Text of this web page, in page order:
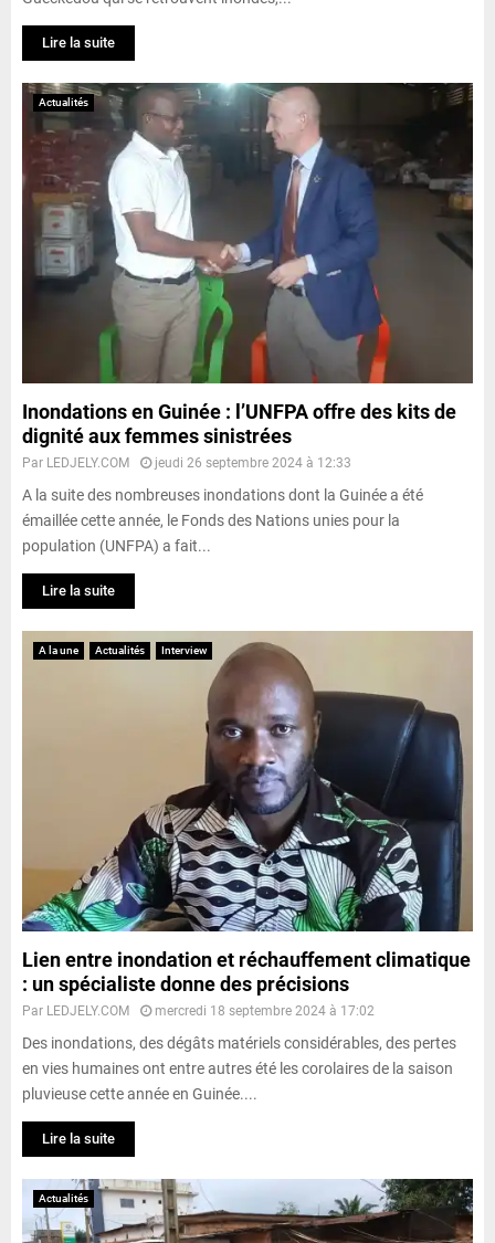
Lire la suite
Actualités
Inondations en Guinée : l’UNFPA offre des kits de
dignité aux femmes sinistrées
Par LEDJELY.COM jeudi 26 septembre 2024 à 12:33
A la suite des nombreuses inondations dont la Guinée a été
émaillée cette année, le Fonds des Nations unies pour la
population (UNFPA) a fait...
Lire la suite
A la une Actualités Interview
Lien entre inondation et réchauffement climatique
: un spécialiste donne des précisions
Par LEDJELY.COM mercredi 18 septembre 2024 à 17:02
Des inondations, des dégâts matériels considérables, des pertes
en vies humaines ont entre autres été les corolaires de la saison
pluvieuse cette année en Guinée....
Lire la suite
Actualités